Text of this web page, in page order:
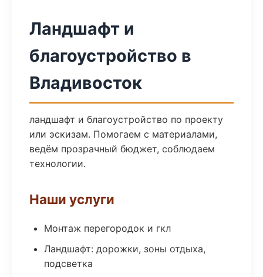
Ландшафт и
благоустройство в
Владивосток
ландшафт и благоустройство по проекту
или эскизам. Помогаем с материалами,
ведём прозрачный бюджет, соблюдаем
технологии.
Наши услуги
Монтаж перегородок и гкл
Ландшафт: дорожки, зоны отдыха,
подсветка